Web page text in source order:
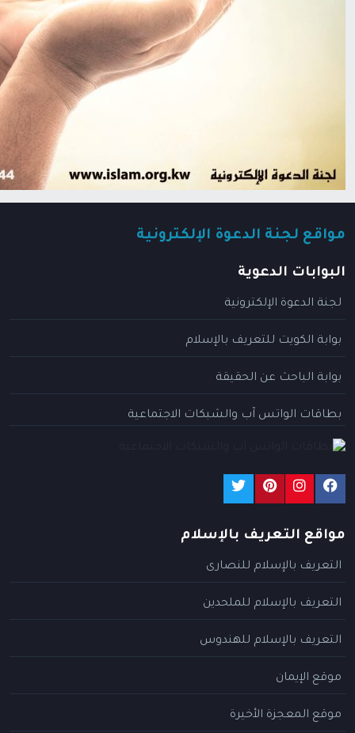
مواقع لجنة الدعوة الإلكترونية
البوابات الدعوية
لجنة الدعوة الإلكترونية
بوابة الكويت للتعريف بالإسلام
بوابة الباحث عن الحقيقة
بطاقات الواتس آب والشبكات الاجتماعية
مواقع التعريف بالإسلام
التعريف بالإسلام للنصارى
التعريف بالإسلام للملحدين
التعريف بالإسلام للهندوس
موقع الإيمان
موقع المعجزة الأخيرة